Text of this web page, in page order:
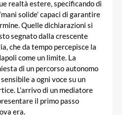
realtà estere, specificando di
solide’ capaci di garantire
Quelle dichiarazioni si
segnato dalla crescente
che da tempo percepisce la
come un limite. La
di un percorso autonomo
a ogni voce su un
L’arrivo di un mediatore
il primo passo
era.